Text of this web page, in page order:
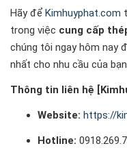
Hãy đểKimhuyphat.com
trong việc cung cấp
chúng tôi ngay hôm nay
nhất cho nhu cầu của
Thông tin liên hệ
Website: https://
Hotline: